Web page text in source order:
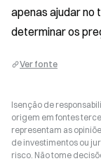
apenas ajudar no
determinar os
Ver fonte
Isenção de
origem em fontes
representam as
de investimentos ou
risco. Não tome